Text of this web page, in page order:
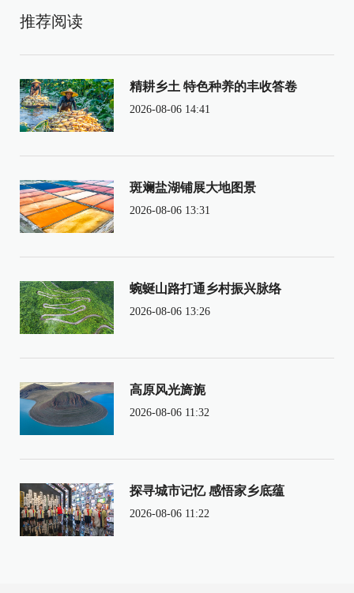
推荐阅读
精耕乡土 特色种养的丰收答卷
2026-08-06 14:41
斑斓盐湖铺展大地图景
2026-08-06 13:31
蜿蜒山路打通乡村振兴脉络
2026-08-06 13:26
高原风光旖旎
2026-08-06 11:32
探寻城市记忆 感悟家乡底蕴
2026-08-06 11:22